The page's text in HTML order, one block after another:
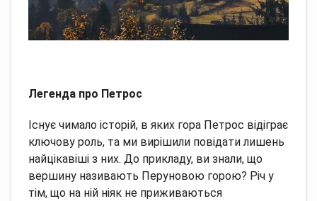
Легенда про Петрос
Існує чимало історій, в яких гора Петрос відіграє
ключову роль, та ми вирішили повідати лишень
найцікавіші з них. До прикладу, ви знали, що
вершину називають Перуновою горою? Річ у
тім, що на ній ніяк не приживаються